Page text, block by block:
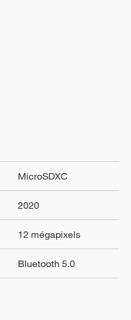
MicroSDXC
2020
12 mégapixels
Bluetooth 5.0